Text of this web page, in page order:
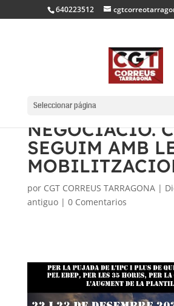
640223512
Seleccionar página
AMB BANDA EN
NEGOCIACIÓ.
SEGUIM AMB
por CGT CORREUS TARRAGONA|
antiguo| 0 Comentarios